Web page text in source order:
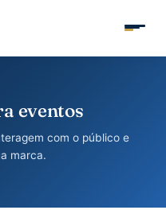
eventos
com o público e
marca.